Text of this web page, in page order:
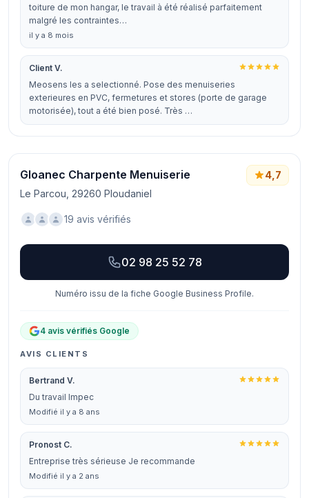
toiture de mon hangar, le travail à été réalisé parfaitement
malgré les contraintes…
il y a 8 mois
Client V.
Meosens les a selectionné. Pose des menuiseries
exterieures en PVC, fermetures et stores (porte de garage
motorisée), tout a été bien posé. Très …
Gloanec Charpente Menuiserie
Le Parcou, 29260 Ploudaniel
4,7
19 avis vérifiés
02 98 25 52 78
Numéro issu de la fiche Google Business Profile.
4 avis vérifiés Google
AVIS CLIENTS
Bertrand V.
Du travail Impec
Modifié il y a 8 ans
Pronost C.
Entreprise très sérieuse Je recommande
Modifié il y a 2 ans